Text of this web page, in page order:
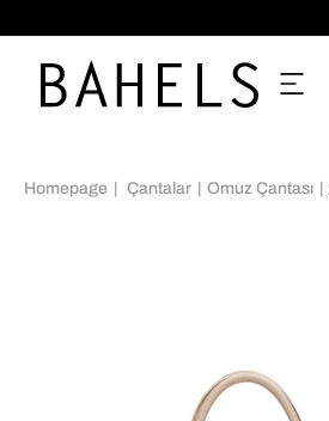
Homepage Çantalar Omuz Çantası